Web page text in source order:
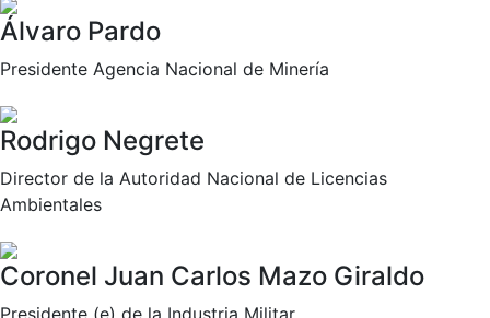
Álvaro Pardo
Presidente Agencia Nacional de Minería
Rodrigo Negrete
Director de la Autoridad Nacional de Licencias
Ambientales
Coronel Juan Carlos Mazo Giraldo